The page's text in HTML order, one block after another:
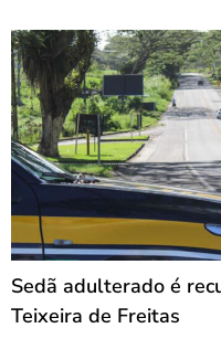
Sedã adulterado é
Teixeira de Freitas